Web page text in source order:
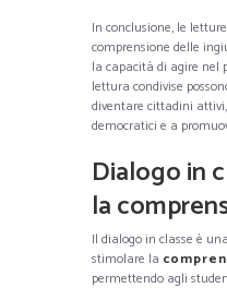
In conclusione, le
comprensione delle
la capacità di agire nel
lettura condivise
diventare cittadini
democratici e a
Dialogo in
la
Il dialogo in classe è
stimolare la
permettendo agli